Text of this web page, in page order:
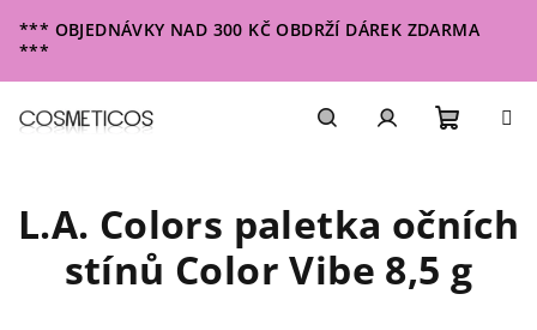
na
obsah
*** OBJEDNÁVKY NAD 300 KČ OBDRŽÍ DÁREK ZDARMA
***
košík
L.A. Colors paletka očních
stínů Color Vibe 8,5 g